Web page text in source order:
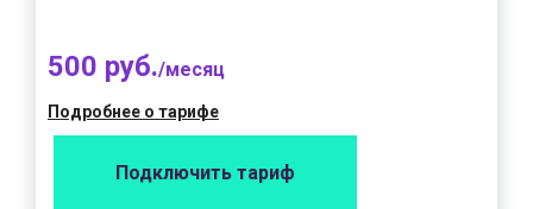
500 руб./месяц
Подробнее о тарифе
Подключить тариф